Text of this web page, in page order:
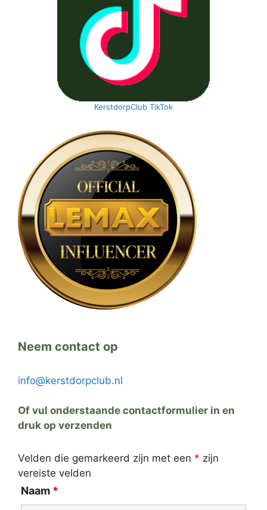
KerstdorpClub TikTok
Neem contact op
info@kerstdorpclub.nl
Of vul onderstaande contactformulier in en
druk op verzenden
Velden die gemarkeerd zijn met een * zijn
vereiste velden
Naam *